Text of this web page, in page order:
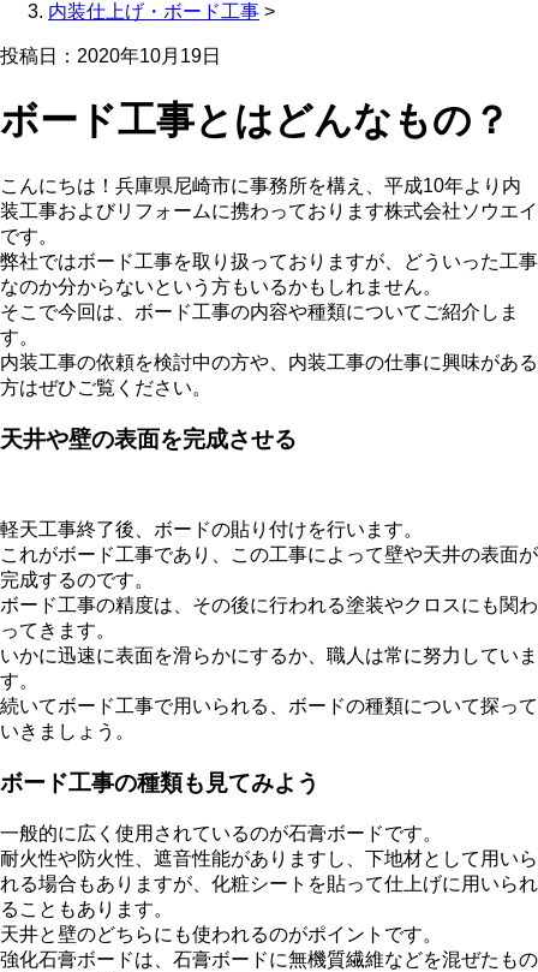
内装仕上げ・ボード工事 >
投稿日：2020年10月19日
ボード工事とはどんなもの？
こんにちは！兵庫県尼崎市に事務所を構え、平成10年より内
装工事およびリフォームに携わっております株式会社ソウエイ
です。
弊社ではボード工事を取り扱っておりますが、どういった工事
なのか分からないという方もいるかもしれません。
そこで今回は、ボード工事の内容や種類についてご紹介しま
す。
内装工事の依頼を検討中の方や、内装工事の仕事に興味がある
方はぜひご覧ください。
天井や壁の表面を完成させる
軽天工事終了後、ボードの貼り付けを行います。
これがボード工事であり、この工事によって壁や天井の表面が
完成するのです。
ボード工事の精度は、その後に行われる塗装やクロスにも関わ
ってきます。
いかに迅速に表面を滑らかにするか、職人は常に努力していま
す。
続いてボード工事で用いられる、ボードの種類について探って
いきましょう。
ボード工事の種類も見てみよう
一般的に広く使用されているのが石膏ボードです。
耐火性や防火性、遮音性能がありますし、下地材として用いら
れる場合もありますが、化粧シートを貼って仕上げに用いられ
ることもあります。
天井と壁のどちらにも使われるのがポイントです。
強化石膏ボードは、石膏ボードに無機質繊維などを混ぜたもの